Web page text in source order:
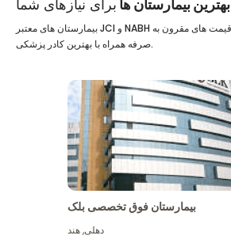
بهترین بیمارستان ها برای نیازهای شما
بیمارستان های معتبر JCI و NABH با امکانات پیشرفته با قیمت های مقرون به
صرفه همراه با بهترین کادر پزشکی.
بیمارستان فوق تخصصی بلک
دهلی,هند